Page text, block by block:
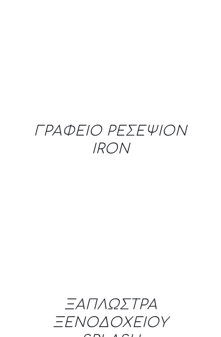
ΓΡΑΦΕΙΟ ΡΕΣΕΨΙΟΝ
IRON
ΞΑΠΛΩΣΤΡΑ
ΞΕΝΟΔΟΧΕΙΟΥ